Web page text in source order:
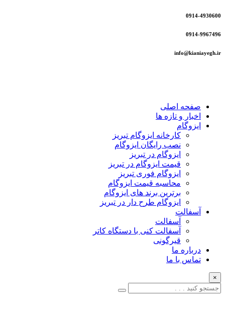
0914-4930600
0914-9967496
info@kianiayegh.ir
صفحه اصلی
اخبار و تازه ها
ایزوگام
کارخانه ایزوگام تبریز
نصب رایگان ایزوگام
ایزوگام در تبریز
قیمت ایزوگام در تبریز
ایزوگام فوری تبریز
محاسبه قیمت ایزوگام
برترین برند های ایزوگام
ایزوگام طرح دار در تبریز
آسفالت
آسفالت
آسفالت کنی با دستگاه کاتر
قیرگونی
درباره ما
تماس با ما
×